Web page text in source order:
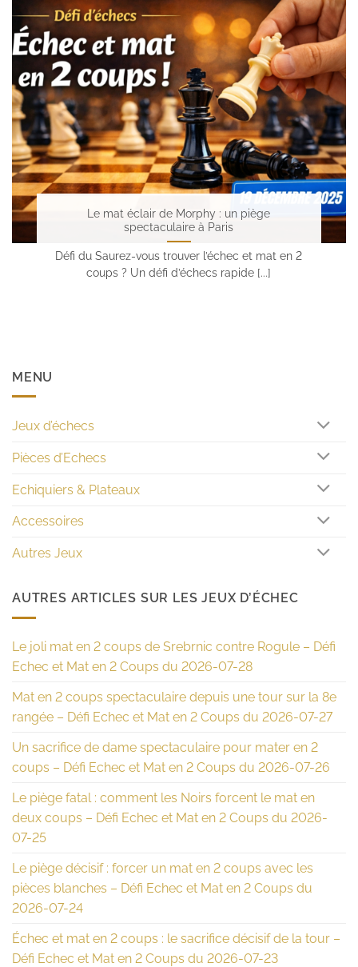
Le mat éclair de Morphy : un piège
spectaculaire à Paris
Défi du Saurez-vous trouver l’échec et mat en 2
coups ? Un défi d’échecs rapide [...]
MENU
Jeux d’échecs
Pièces d’Echecs
Echiquiers & Plateaux
Accessoires
Autres Jeux
AUTRES ARTICLES SUR LES JEUX D’ÉCHEC
Le joli mat en 2 coups de Srebrnic contre Rogule – Défi
Echec et Mat en 2 Coups du 2026-07-28
Mat en 2 coups spectaculaire depuis une tour sur la 8e
rangée – Défi Echec et Mat en 2 Coups du 2026-07-27
Un sacrifice de dame spectaculaire pour mater en 2
coups – Défi Echec et Mat en 2 Coups du 2026-07-26
Le piège fatal : comment les Noirs forcent le mat en
deux coups – Défi Echec et Mat en 2 Coups du 2026-
07-25
Le piège décisif : forcer un mat en 2 coups avec les
pièces blanches – Défi Echec et Mat en 2 Coups du
2026-07-24
Échec et mat en 2 coups : le sacrifice décisif de la tour –
Défi Echec et Mat en 2 Coups du 2026-07-23